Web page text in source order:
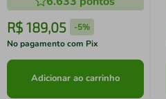
R$ 189,05 -5%
No pagamento com Pix
Adicionar ao carrinho